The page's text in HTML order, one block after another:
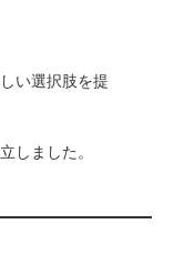
い選択肢を提
しました。